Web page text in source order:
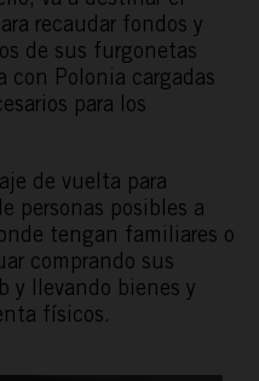
recaudar fondos y
de sus furgonetas
con Polonia cargadas
para los
de vuelta para
personas posibles a
tengan familiares o
comprando sus
y llevando bienes y
físicos.